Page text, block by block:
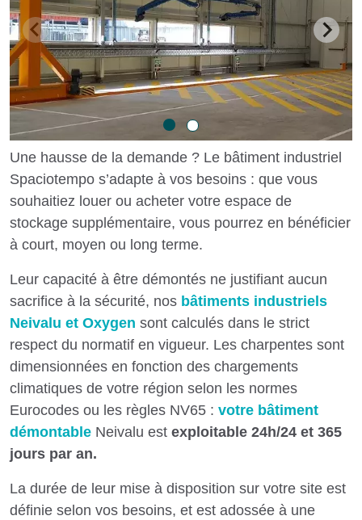
Une hausse de la demande ? Le bâtiment industriel
Spaciotempo s’adapte à vos besoins : que vous
souhaitiez louer ou acheter votre espace de
stockage supplémentaire, vous pourrez en bénéficier
à court, moyen ou long terme.
Leur capacité à être démontés ne justifiant aucun
sacrifice à la sécurité, nos bâtiments industriels
Neivalu et Oxygen sont calculés dans le strict
respect du normatif en vigueur. Les charpentes sont
dimensionnées en fonction des chargements
climatiques de votre région selon les normes
Eurocodes ou les règles NV65 : votre bâtiment
démontable Neivalu est exploitable 24h/24 et 365
jours par an.
La durée de leur mise à disposition sur votre site est
définie selon vos besoins, et est adossée à une